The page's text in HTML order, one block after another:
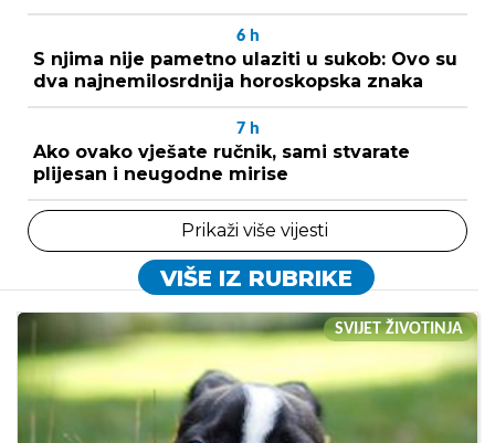
6 h
S njima nije pametno ulaziti u sukob: Ovo su
dva najnemilosrdnija horoskopska znaka
7 h
Ako ovako vješate ručnik, sami stvarate
plijesan i neugodne mirise
Prikaži više vijesti
VIŠE IZ RUBRIKE
SVIJET ŽIVOTINJA